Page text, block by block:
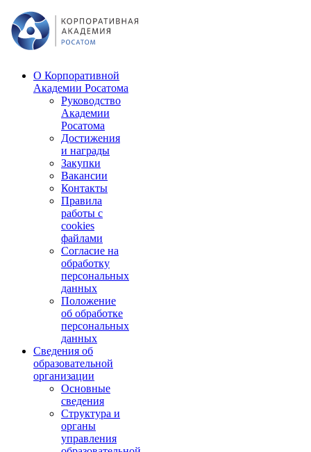
О Корпоративной
Академии Росатома
Руководство
Академии
Росатома
Достижения
и награды
Закупки
Вакансии
Контакты
Правила
работы с
cookies
файлами
Согласие на
обработку
персональных
данных
Положение
об обработке
персональных
данных
Сведения об
образовательной
организации
Основные
сведения
Структура и
органы
управления